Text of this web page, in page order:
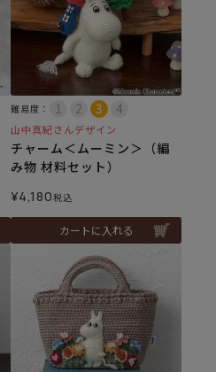
難易度：
山中真紀さんデザイン
チャーム＜ムーミン＞（編
み物 材料セット）
¥4,180税込
カートに入れる